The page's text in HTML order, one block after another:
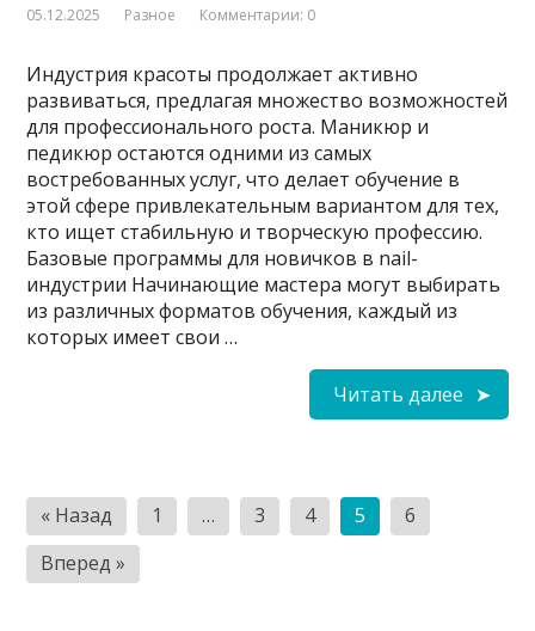
05.12.2025 Разное Комментарии: 0
Индустрия красоты продолжает активно
развиваться, предлагая множество возможностей
для профессионального роста. Маникюр и
педикюр остаются одними из самых
востребованных услуг, что делает обучение в
этой сфере привлекательным вариантом для тех,
кто ищет стабильную и творческую профессию.
Базовые программы для новичков в nail-
индустрии Начинающие мастера могут выбирать
из различных форматов обучения, каждый из
которых имеет свои …
Читать далее
Пагинация
записей
« Назад 1 … 3 4 5
6
Вперед »